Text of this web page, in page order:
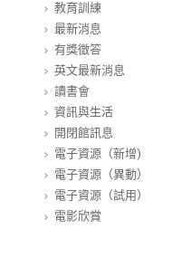
教育訓練
最新消息
有獎徵答
英文最新消息
讀書會
資訊與生活
開閉館訊息
電子資源（新增)
電子資源（異動）
電子資源（試用）
電影欣賞